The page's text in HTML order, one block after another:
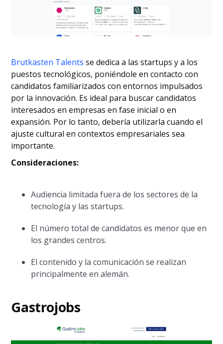
Brutkasten Talents se dedica a las startups y a los
puestos tecnológicos, poniéndole en contacto con
candidatos familiarizados con entornos impulsados
por la innovación. Es ideal para buscar candidatos
interesados en empresas en fase inicial o en
expansión. Por lo tanto, debería utilizarla cuando el
ajuste cultural en contextos empresariales sea
importante.
Consideraciones:
Audiencia limitada fuera de los sectores de la
tecnología y las startups.
El número total de candidatos es menor que en
los grandes centros.
El contenido y la comunicación se realizan
principalmente en alemán.
Gastrojobs